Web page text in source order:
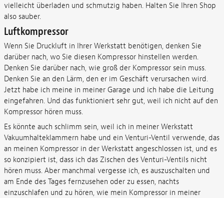
vielleicht überladen und schmutzig haben. Halten Sie Ihren Shop
also sauber.
Luftkompressor
Wenn Sie Druckluft in Ihrer Werkstatt benötigen, denken Sie
darüber nach, wo Sie diesen Kompressor hinstellen werden.
Denken Sie darüber nach, wie groß der Kompressor sein muss.
Denken Sie an den Lärm, den er im Geschäft verursachen wird.
Jetzt habe ich meine in meiner Garage und ich habe die Leitung
eingefahren. Und das funktioniert sehr gut, weil ich nicht auf den
Kompressor hören muss.
Es könnte auch schlimm sein, weil ich in meiner Werkstatt
Vakuumhalteklammern habe und ein Venturi-Ventil verwende, das
an meinen Kompressor in der Werkstatt angeschlossen ist, und es
so konzipiert ist, dass ich das Zischen des Venturi-Ventils nicht
hören muss. Aber manchmal vergesse ich, es auszuschalten und
am Ende des Tages fernzusehen oder zu essen, nachts
einzuschlafen und zu hören, wie mein Kompressor in meiner